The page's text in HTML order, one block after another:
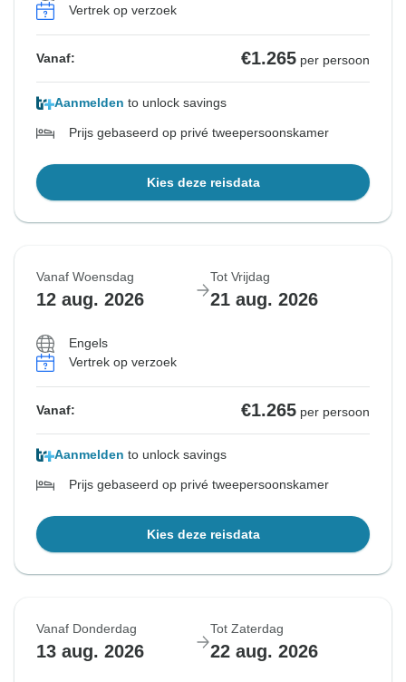
Vertrek op verzoek
Vanaf: €1.265 per persoon
Aanmelden to unlock savings
Prijs gebaseerd op privé tweepersoonskamer
Kies deze reisdata
Vanaf Woensdag
12 aug. 2026
Tot Vrijdag
21 aug. 2026
Engels
Vertrek op verzoek
Vanaf: €1.265 per persoon
Aanmelden to unlock savings
Prijs gebaseerd op privé tweepersoonskamer
Kies deze reisdata
Vanaf Donderdag
13 aug. 2026
Tot Zaterdag
22 aug. 2026